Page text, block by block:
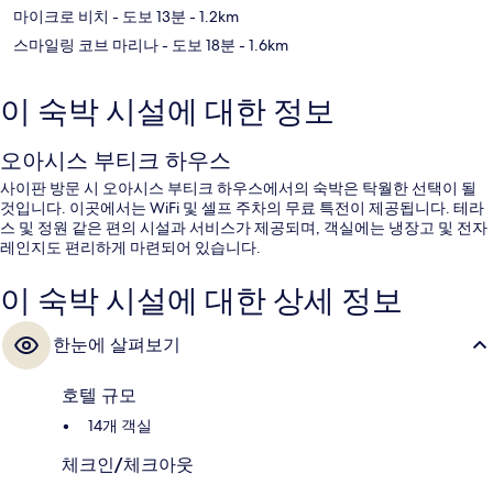
마이크로 비치 - 도보 13분 - 1.2km
스마일링 코브 마리나- 도보 18분 - 1.6km
이 숙박 시설에 대한 정보
오아시스 부티크 하우스
사이판 방문 시 오아시스 부티크 하우스에서의 숙박은 탁월한 선택이 될
것입니다. 이곳에서는 WiFi 및 셀프 주차의 무료 특전이 제공됩니다. 테라
스 및 정원 같은 편의 시설과 서비스가 제공되며, 객실에는 냉장고 및 전자
레인지도 편리하게 마련되어 있습니다.
이 숙박 시설에 대한 상세 정보
한눈에 살펴보기
호텔 규모
14개 객실
체크인/체크아웃